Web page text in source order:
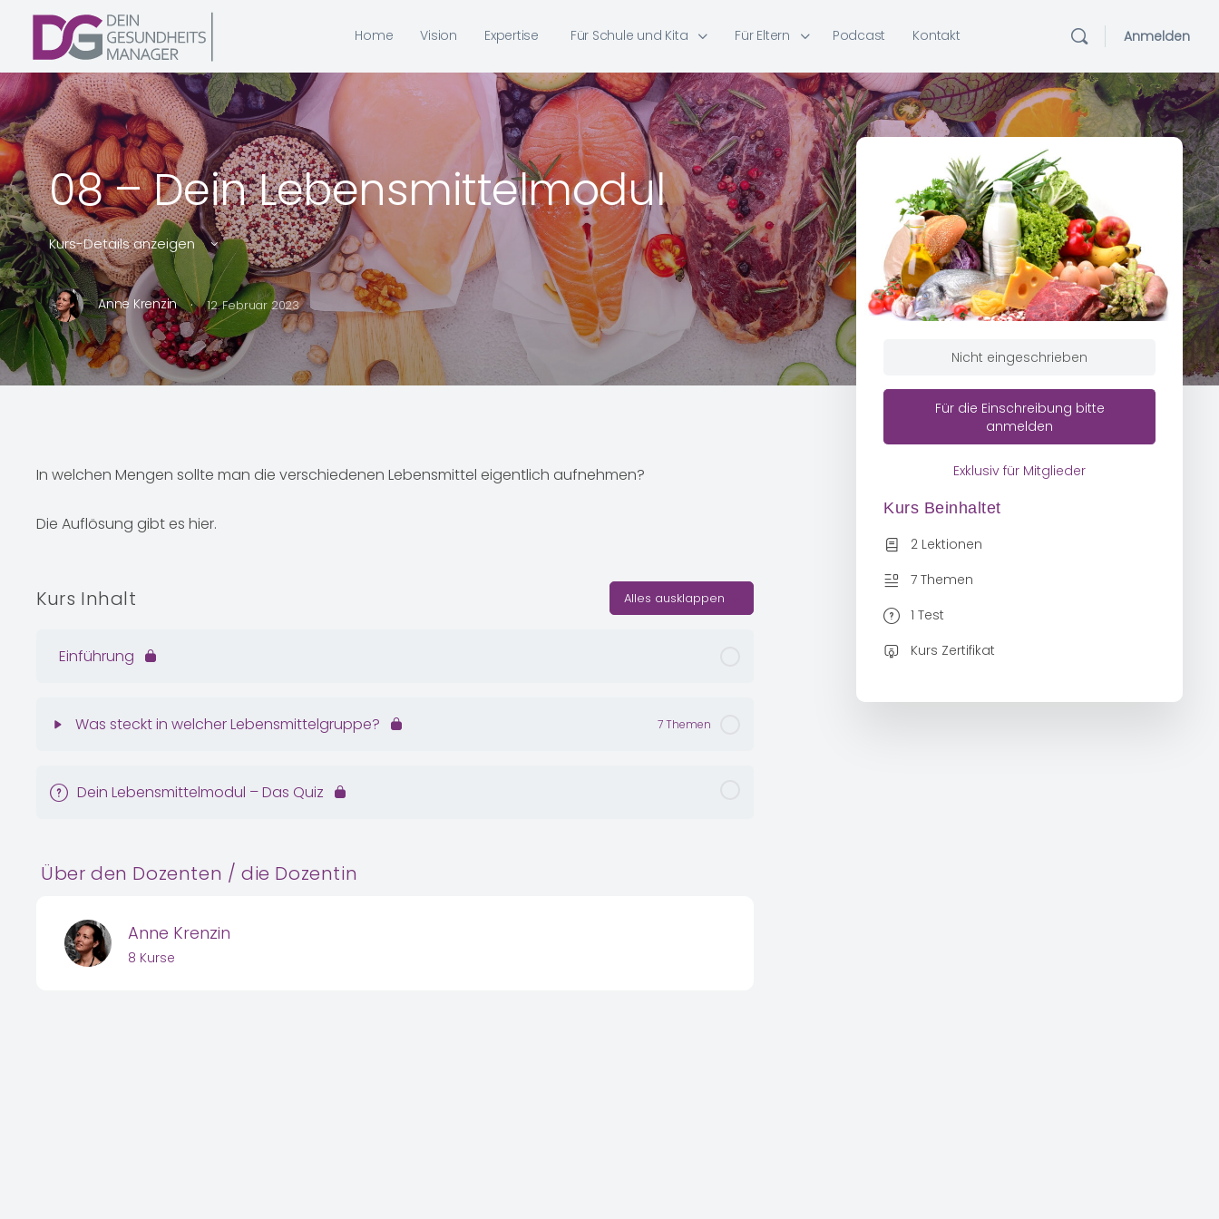
Home Vision Expertise Für Schule und Kita Für Eltern Podcast Kontakt Anmelden
08 – Dein Lebensmittelmodul
Kurs-Details anzeigen
Anne Krenzin · 12. Februar 2023
In welchen Mengen sollte man die verschiedenen Lebensmittel eigentlich aufnehmen?
Die Auflösung gibt es hier.
Kurs Inhalt Alles ausklappen
Einführung
Was steckt in welcher Lebensmittelgruppe? 7 Themen
Dein Lebensmittelmodul – Das Quiz
Über den Dozenten / die Dozentin
Anne Krenzin
8 Kurse
Nicht eingeschrieben
Für die Einschreibung bitte
anmelden
Exklusiv für Mitglieder
Kurs Beinhaltet
2 Lektionen
7 Themen
1 Test
Kurs Zertifikat